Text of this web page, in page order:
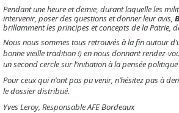
Pendant une heure et demie, durant laquelle les
intervenir, poser des questions et donner leur avis,
brillamment les principes et concepts de la Patrie,
Nous nous sommes tous retrouvés à la fin autour
bonne vieille tradition !) en nous donnant rendez-
un second cercle sur l’initiation à la pensée politique
Pour ceux qui n’ont pas pu venir, n’hésitez pas à
le dossier distribué.
Yves Leroy, Responsable AFE Bordeaux